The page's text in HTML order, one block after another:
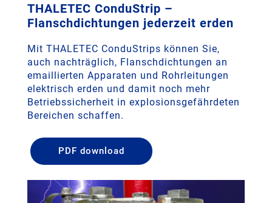
THALETEC ConduStrip –
Flanschdichtungen jederzeit erden
Mit THALETEC ConduStrips können Sie,
auch nachträglich, Flanschdichtungen an
emaillierten Apparaten und Rohrleitungen
elektrisch erden und damit noch mehr
Betriebssicherheit in explosionsgefährdeten
Bereichen schaffen.
PDF download